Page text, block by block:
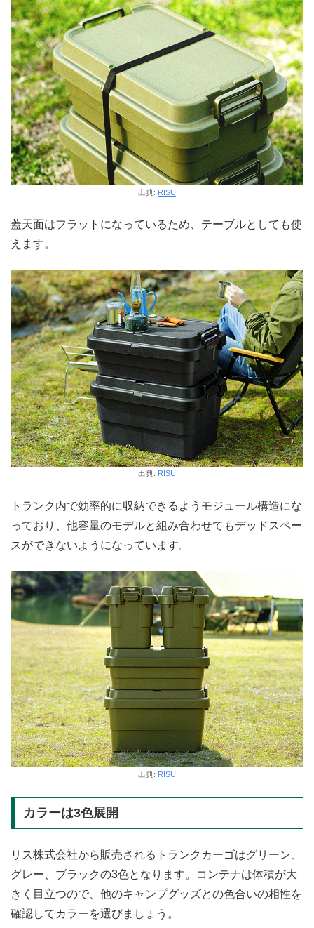
出典: RISU
蓋天面はフラットになっているため、テーブルとしても使
えます。
出典: RISU
トランク内で効率的に収納できるようモジュール構造にな
っており、他容量のモデルと組み合わせてもデッドスペー
スができないようになっています。
出典: RISU
カラーは3色展開
リス株式会社から販売されるトランクカーゴはグリーン、
グレー、ブラックの3色となります。コンテナは体積が大
きく目立つので、他のキャンプグッズとの色合いの相性を
確認してカラーを選びましょう。